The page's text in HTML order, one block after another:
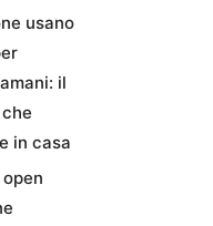
usano
il
in casa